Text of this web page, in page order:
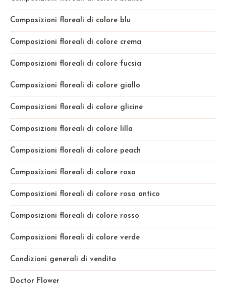
Composizioni floreali di colore blu
Composizioni floreali di colore crema
Composizioni floreali di colore fucsia
Composizioni floreali di colore giallo
Composizioni floreali di colore glicine
Composizioni floreali di colore lilla
Composizioni floreali di colore peach
Composizioni floreali di colore rosa
Composizioni floreali di colore rosa antico
Composizioni floreali di colore rosso
Composizioni floreali di colore verde
Condizioni generali di vendita
Doctor Flower